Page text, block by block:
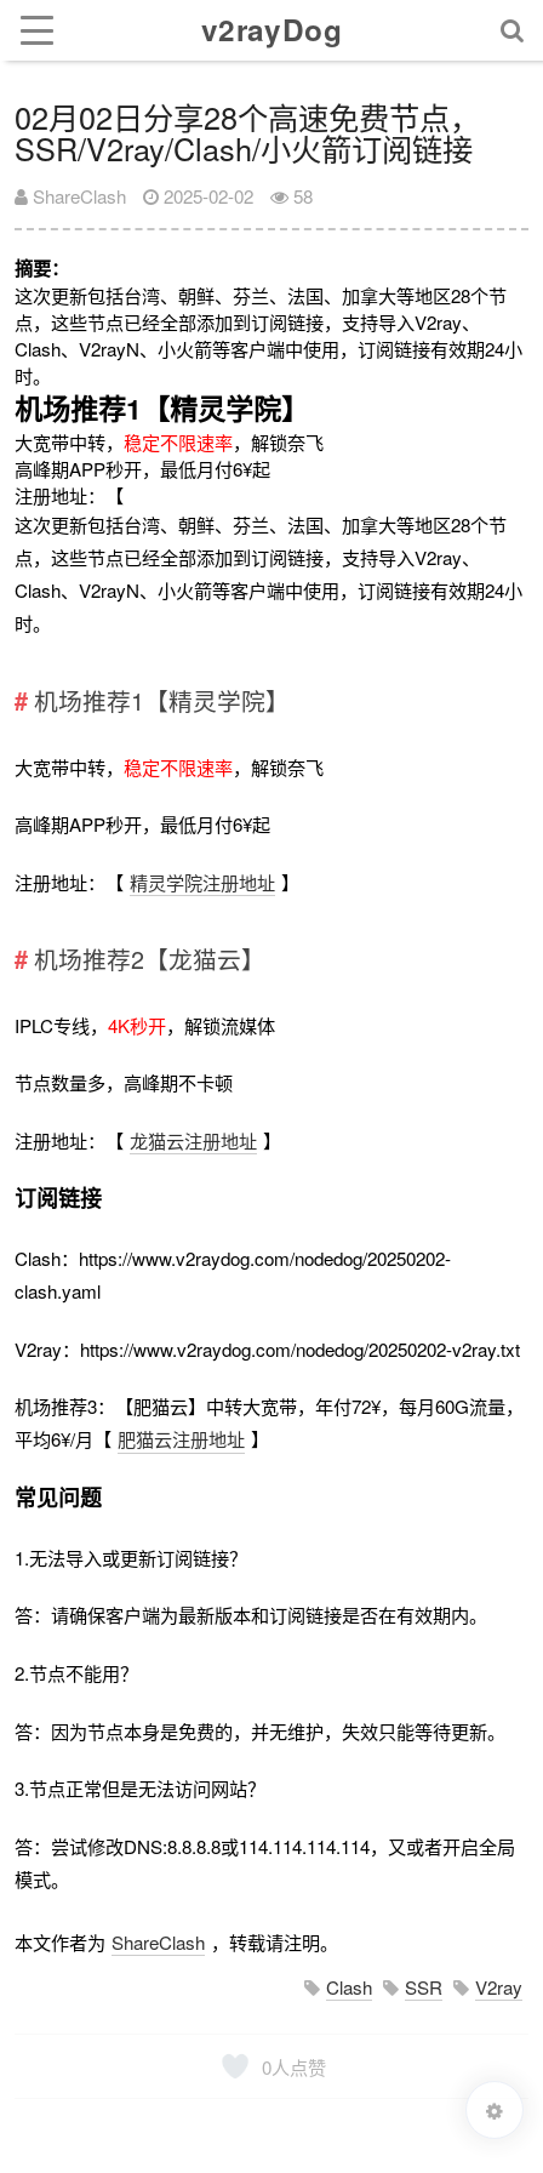
v2rayDog
02月02日分享28个高速免费节点，
SSR/V2ray/Clash/小火箭订阅链接
ShareClash 2025-02-02 58
摘要：
这次更新包括台湾、朝鲜、芬兰、法国、加拿大等地区28个节
点，这些节点已经全部添加到订阅链接，支持导入V2ray、
Clash、V2rayN、小火箭等客户端中使用，订阅链接有效期24小
时。
机场推荐1【精灵学院】
大宽带中转，稳定不限速率，解锁奈飞
高峰期APP秒开，最低月付6¥起
注册地址：【
这次更新包括台湾、朝鲜、芬兰、法国、加拿大等地区28个节
点，这些节点已经全部添加到订阅链接，支持导入V2ray、
Clash、V2rayN、小火箭等客户端中使用，订阅链接有效期24小
时。
机场推荐1【精灵学院】
大宽带中转，稳定不限速率，解锁奈飞
高峰期APP秒开，最低月付6¥起
注册地址：【 精灵学院注册地址 】
机场推荐2【龙猫云】
IPLC专线，4K秒开，解锁流媒体
节点数量多，高峰期不卡顿
注册地址：【 龙猫云注册地址 】
订阅链接
Clash：https://www.v2raydog.com/nodedog/20250202-
clash.yaml
V2ray：https://www.v2raydog.com/nodedog/20250202-v2ray.txt
机场推荐3：【肥猫云】中转大宽带，年付72¥，每月60G流量，
平均6¥/月【 肥猫云注册地址 】
常见问题
1.无法导入或更新订阅链接？
答：请确保客户端为最新版本和订阅链接是否在有效期内。
2.节点不能用？
答：因为节点本身是免费的，并无维护，失效只能等待更新。
3.节点正常但是无法访问网站？
答：尝试修改DNS:8.8.8.8或114.114.114.114，又或者开启全局
模式。
本文作者为 ShareClash ，转载请注明。
Clash
SSR V2ray
0人点赞